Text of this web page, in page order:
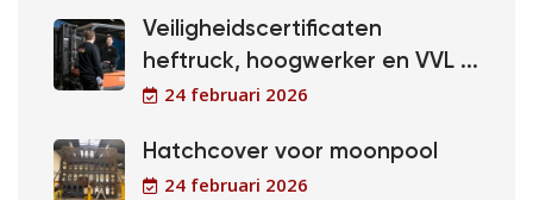
Veiligheidscertificaten
heftruck, hoogwerker en VVL ...
24 februari 2026
Hatchcover voor moonpool
24 februari 2026